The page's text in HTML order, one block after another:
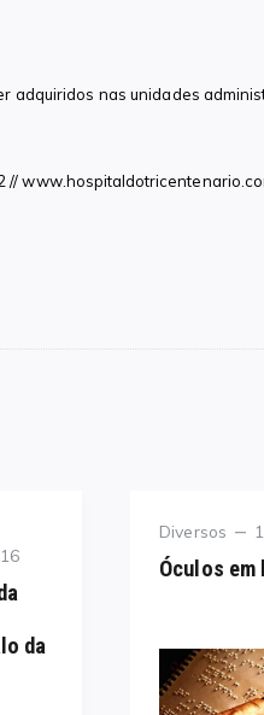
adquiridos nas unidades
//
da
Category
Diversos
Óculos em